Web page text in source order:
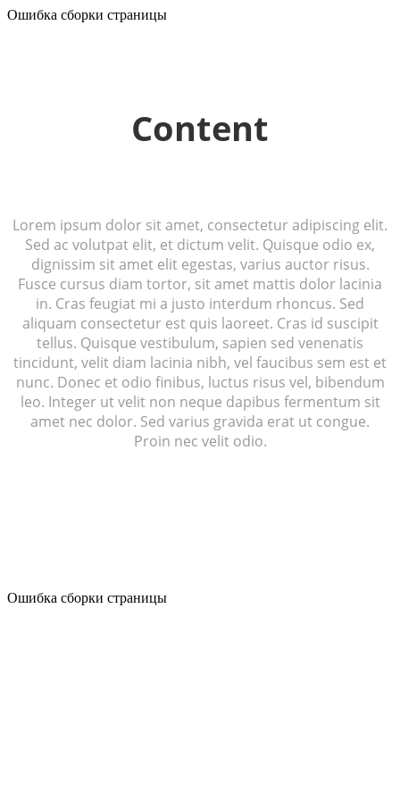
Ошибка сборки страницы
Content
Lorem ipsum dolor sit amet, consectetur adipiscing elit.
Sed ac volutpat elit, et dictum velit. Quisque odio ex,
dignissim sit amet elit egestas, varius auctor risus.
Fusce cursus diam tortor, sit amet mattis dolor lacinia
in. Cras feugiat mi a justo interdum rhoncus. Sed
aliquam consectetur est quis laoreet. Cras id suscipit
tellus. Quisque vestibulum, sapien sed venenatis
tincidunt, velit diam lacinia nibh, vel faucibus sem est et
nunc. Donec et odio finibus, luctus risus vel, bibendum
leo. Integer ut velit non neque dapibus fermentum sit
amet nec dolor. Sed varius gravida erat ut congue.
Proin nec velit odio.
Ошибка сборки страницы